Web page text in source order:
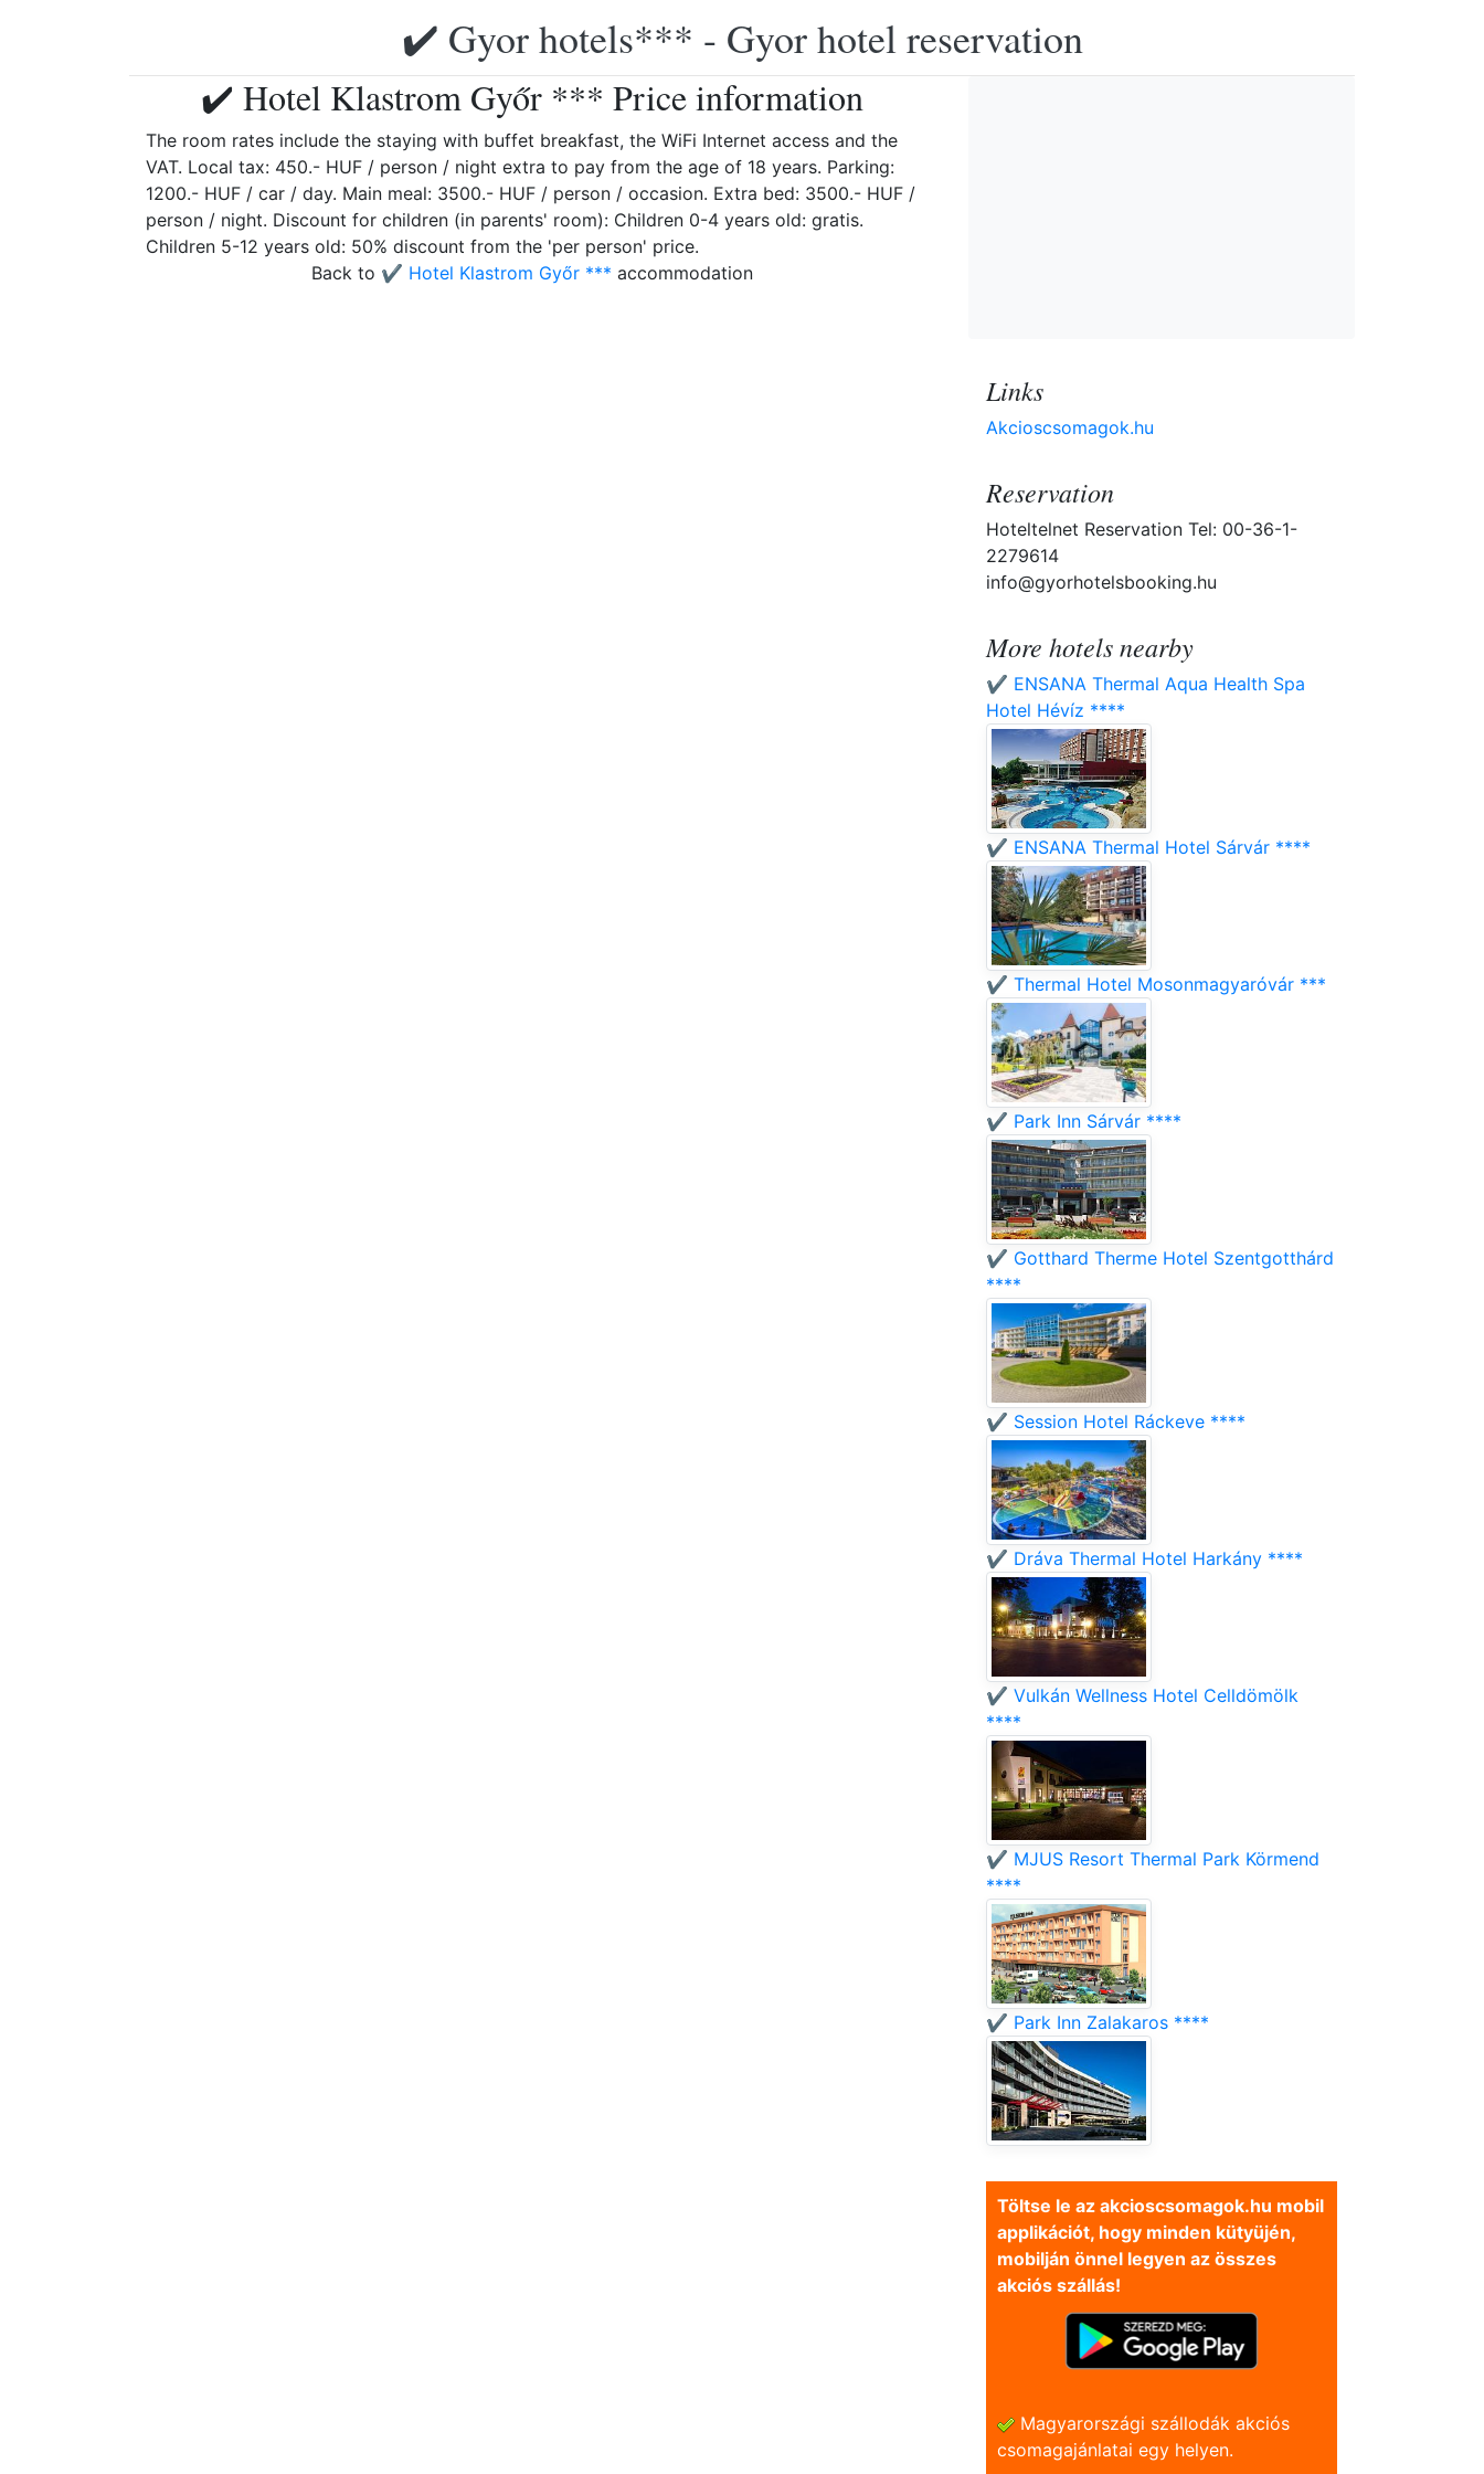
✔️ Gyor hotels*** - Gyor hotel reservation
✔️ Hotel Klastrom Győr *** Price information
The room rates include the staying with buffet breakfast, the WiFi Internet access and the
VAT. Local tax: 450.- HUF / person / night extra to pay from the age of 18 years. Parking:
1200.- HUF / car / day. Main meal: 3500.- HUF / person / occasion. Extra bed: 3500.- HUF /
person / night. Discount for children (in parents' room): Children 0-4 years old: gratis.
Children 5-12 years old: 50% discount from the 'per person' price.
Back to ✔️ Hotel Klastrom Győr *** accommodation
Links
Akcioscsomagok.hu
Reservation
Hoteltelnet Reservation Tel: 00-36-1-
2279614
info@gyorhotelsbooking.hu
More hotels nearby
✔️ ENSANA Thermal Aqua Health Spa
Hotel Hévíz ****
✔️ ENSANA Thermal Hotel Sárvár ****
✔️ Thermal Hotel Mosonmagyaróvár ***
✔️ Park Inn Sárvár ****
✔️ Gotthard Therme Hotel Szentgotthárd
****
✔️ Session Hotel Ráckeve ****
✔️ Dráva Thermal Hotel Harkány ****
✔️ Vulkán Wellness Hotel Celldömölk
****
✔️ MJUS Resort Thermal Park Körmend
****
✔️ Park Inn Zalakaros ****
Töltse le az akcioscsomagok.hu mobil
applikációt, hogy minden kütyüjén,
mobilján önnel legyen az összes
akciós szállás!
Magyarországi szállodák akciós
csomagajánlatai egy helyen.